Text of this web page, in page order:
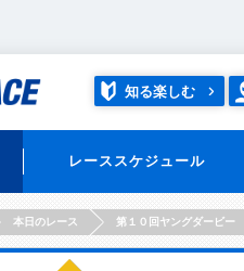
知る楽しむ
レーススケジュール
本日のレース 第１０回ヤングダービー